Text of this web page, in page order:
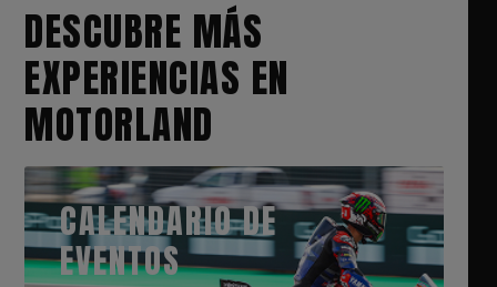
DESCUBRE MÁS
EXPERIENCIAS EN
MOTORLAND
CALENDARIO DE
EVENTOS